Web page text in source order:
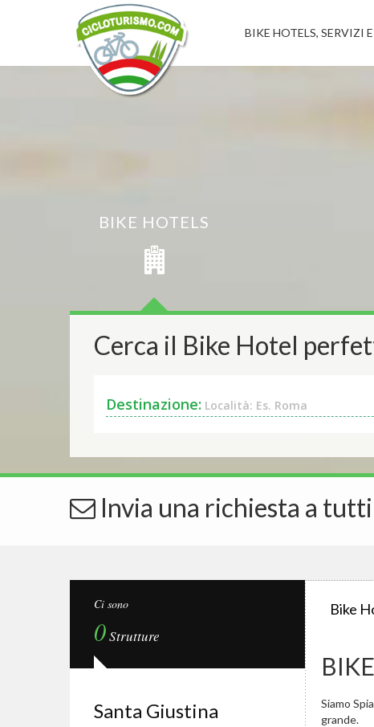
BIKE HOTELS, SERVIZI
BIKE HOTELS
Cerca il Bike Hotel
Destinazione: Località: Es. Roma
Invia una richiesta a
Bike
Siamo
grande.
Ci sono
0Strutture
Santa Giustina